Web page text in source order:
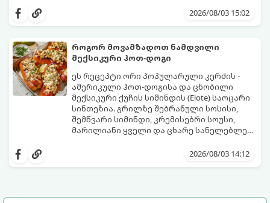
მომზადებაა - მოხარშვის გარეშე.
ბუნებრივ, კაშკაშა გემოს, არომატს და
2026/08/03 15:02
როგორ მოვამზადოთ ნამდვილი
მექსიკური ჰოთ-დოგი
ეს რეცეპტი ორი პოპულარული კერძის -
ამერიკული ჰოთ-დოგისა და ცნობილი
მექსიკური ქუჩის სიმინდის (Elote) საოცარი
სინთეზია. გრილზე შებრაწული სოსისი,
შემწვარი სიმინდი, კრემისებრი სოუსი,
მარილიანი ყველი და ცხარე სანელებლები
წვეულებებისთვის, ბარბექიუსთვის ან
ულუფა: 8 პორცია
2026/08/03 14:12